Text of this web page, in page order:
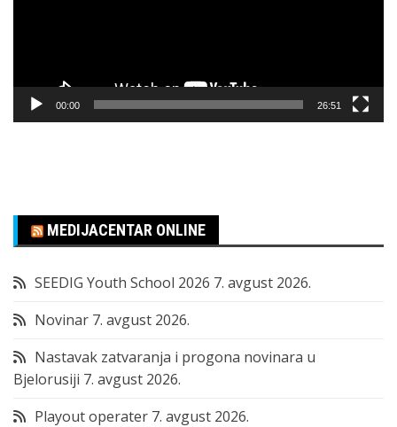
00:00 26:51
MEDIJACENTAR ONLINE
SEEDIG Youth School 2026 7. avgust 2026.
Novinar 7. avgust 2026.
Nastavak zatvaranja i progona novinara u
Bjelorusiji 7. avgust 2026.
Playout operater 7. avgust 2026.